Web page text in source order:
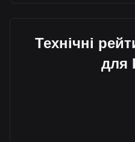
Технічні
для